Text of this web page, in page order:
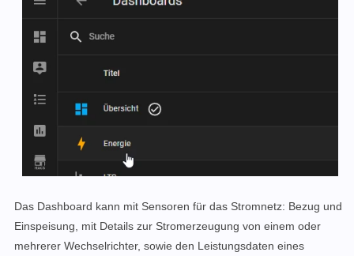
Das Dashboard kann mit Sensoren für das Stromnetz: Bezug und
Einspeisung, mit Details zur Stromerzeugung von einem oder
mehrerer Wechselrichter, sowie den Leistungsdaten eines